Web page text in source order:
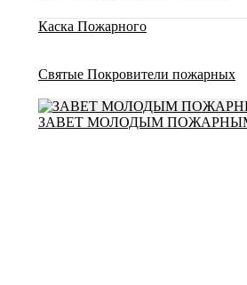
Каска Пожарного
Святые Покровители пожарных
ЗАВЕТ МОЛОДЫМ